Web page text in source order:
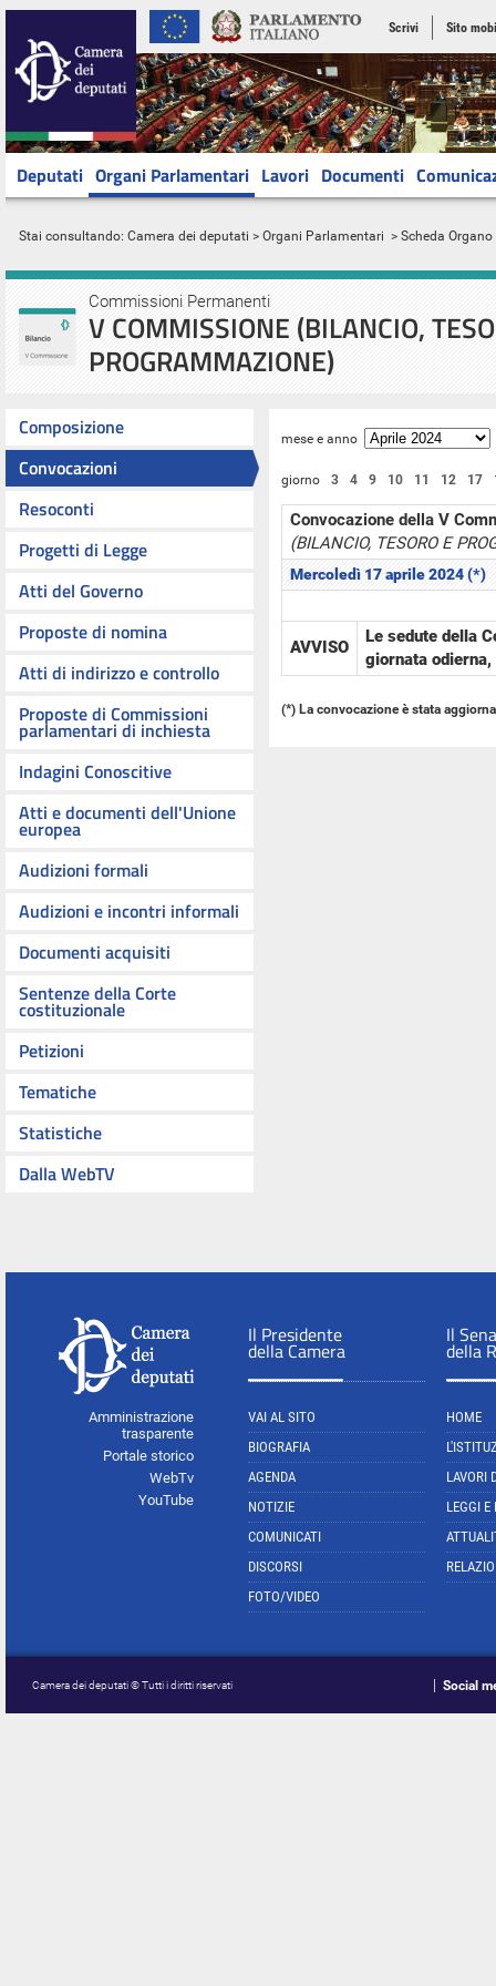
Scrivi Sito
Deputati Organi Parlamentari Lavori Documenti
Stai consultando: Camera dei deputati > Organi Parlamentari > Scheda Organo
Commissioni Permanenti
V COMMISSIONE (BILANCIO,
PROGRAMMAZIONE)
Composizione
Convocazioni
Resoconti
Progetti di Legge
Atti del Governo
Proposte di nomina
Atti di indirizzo e controllo
Proposte di Commissioni
parlamentari di inchiesta
Indagini Conoscitive
Atti e documenti dell'Unione
europea
Audizioni formali
Audizioni e incontri informali
Documenti acquisiti
Sentenze della Corte
costituzionale
Petizioni
Tematiche
Statistiche
Dalla WebTV
mese e anno
giorno 3 4 9 10 11 12 17
Convocazione della V
(BILANCIO, TESORO E
Mercoledì 17 aprile 2024 (*)
AVVISO
Le sedute della
giornata
(*) La convocazione è stata
Amministrazione
trasparente
Portale storico
WebTv
YouTube
Il Presidente
della Camera
VAI AL SITO
BIOGRAFIA
AGENDA
NOTIZIE
COMUNICATI
DISCORSI
FOTO/VIDEO
Il
della
HOME
LAVORI
LEGGI E
Camera dei deputati © Tutti i diritti riservati Social